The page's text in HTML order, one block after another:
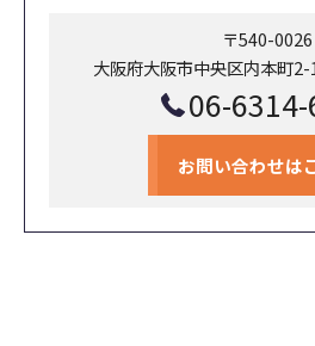
〒540-0026
大阪府大阪市中央区内本町
06-
お問い合わせは